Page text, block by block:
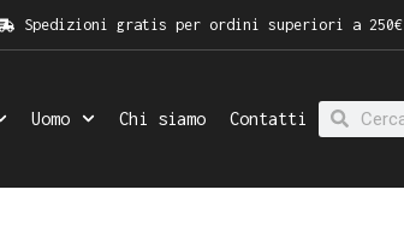
Spedizioni gratis per ordini superiori a 250€
Uomo Chi siamo Contatti